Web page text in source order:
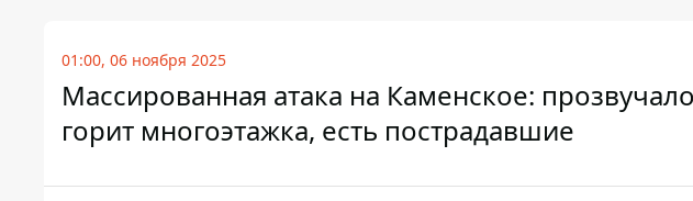
01:00, 06 ноября 2025
Массированная атака на Каменское:
горит многоэтажка, есть пострадавшие